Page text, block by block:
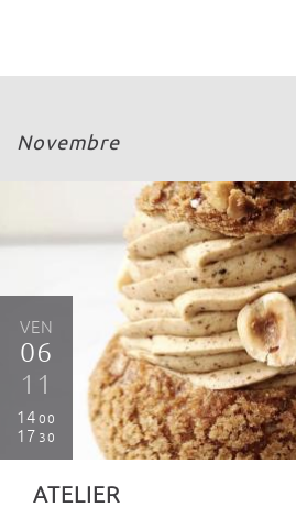
Novembre
VEN
06
11
14 00
17 30
ATELIER